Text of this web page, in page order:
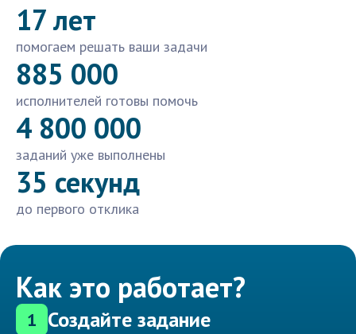
17 лет
помогаем решать ваши задачи
885 000
исполнителей готовы помочь
4 800 000
заданий уже выполнены
35 секунд
до первого отклика
Как это работает?
1 Создайте задание